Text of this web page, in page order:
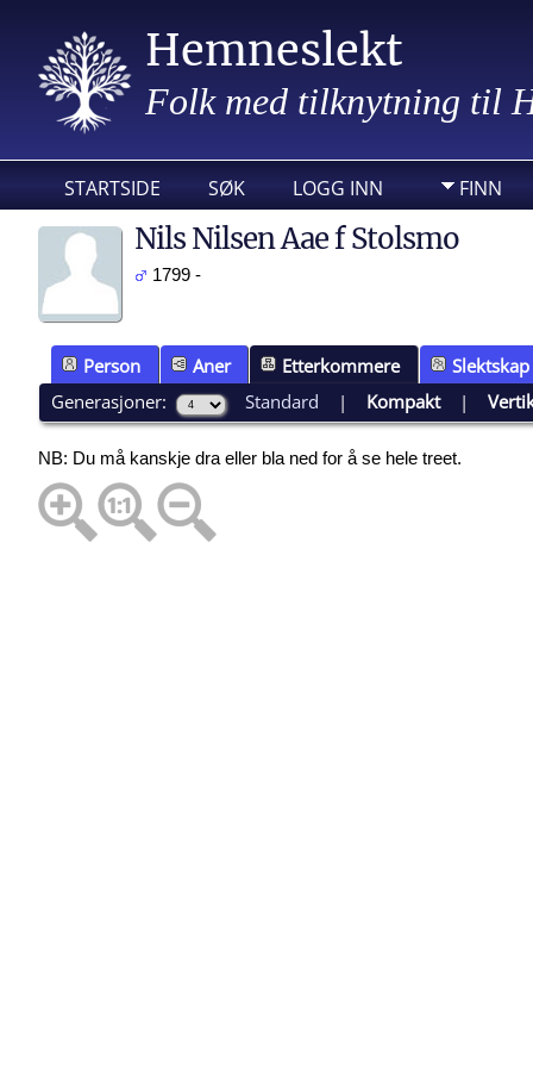
Hemneslekt
Folk med tilknytning til
STARTSIDE SØK LOGG INN FINN
Nils Nilsen Aae f Stolsmo
1799 -
Person Aner Etterkommere
Slektskap
Generasjoner:
Standard | Kompakt|
NB: Du må kanskje dra eller bla ned for å se hele treet.